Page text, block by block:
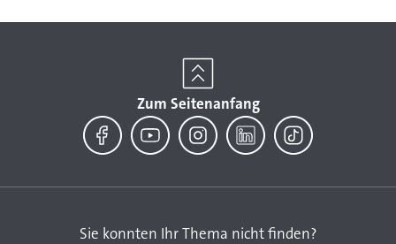
Zum Seitenanfang
Sie konnten Ihr Thema nicht finden?